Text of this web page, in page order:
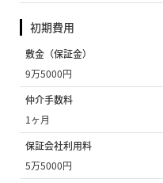
初期費用
敷金（保証金）
9万5000円
仲介手数料
1ヶ月
保証会社利用料
5万5000円